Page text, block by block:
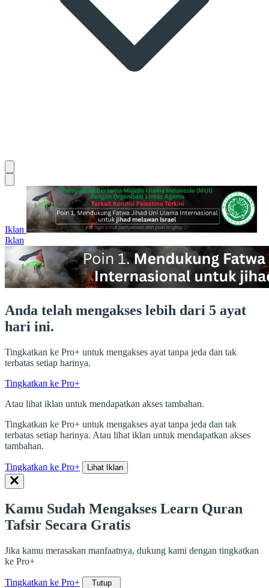
Iklan
Iklan
Anda telah mengakses lebih dari 5 ayat
hari ini.
Tingkatkan ke Pro+ untuk mengakses ayat tanpa jeda dan tak
terbatas setiap harinya.
Tingkatkan ke Pro+
Atau lihat iklan untuk mendapatkan akses tambahan.
Tingkatkan ke Pro+ untuk mengakses ayat tanpa jeda dan tak
terbatas setiap harinya. Atau lihat iklan untuk mendapatkan akses
tambahan.
Tingkatkan ke Pro+ Lihat Iklan
Kamu Sudah Mengakses Learn Quran
Tafsir Secara Gratis
Jika kamu merasakan manfaatnya, dukung kami dengan tingkatkan
ke Pro+
Tingkatkan ke Pro+ Tutup